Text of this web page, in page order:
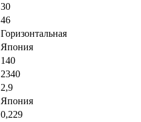
30
46
Горизонтальная
Япония
140
2340
2,9
Япония
0,229